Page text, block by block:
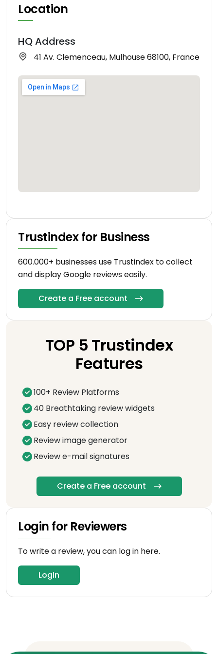
Location
HQ Address
41 Av. Clemenceau, Mulhouse 68100, France
Trustindex for Business
600.000+ businesses use Trustindex to collect
and display Google reviews easily.
Create a Free account
TOP 5 Trustindex
Features
100+ Review Platforms
40 Breathtaking review widgets
Easy review collection
Review image generator
Review e-mail signatures
Create a Free account
Login for Reviewers
To write a review, you can log in here.
Login